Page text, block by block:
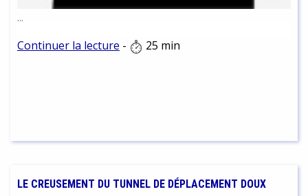
...
Continuer la lecture - 25 min
LE CREUSEMENT DU TUNNEL DE DÉPLACEMENT DOUX